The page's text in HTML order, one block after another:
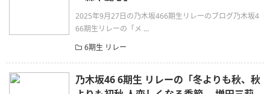
2025年9月27日の乃木坂466期生リレーのブログ乃木坂4
66期生リレーの「メ ...
6期生 リレー
乃木坂46 6期生 リレーの「冬よりも秋、秋